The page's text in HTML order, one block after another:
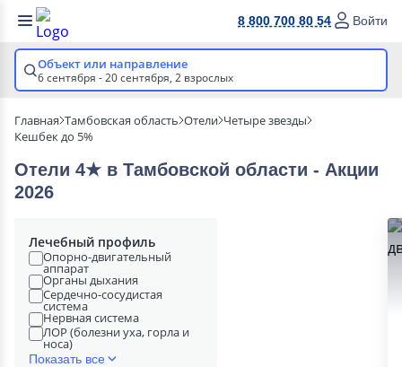
8 800 700 80 54 Войти
Объект или направление
6 сентября - 20 сентября, 2 взрослых
Главная Тамбовская область Отели Четыре звезды
Кешбек до 5%
Отели 4★ в Тамбовской области - Акции
2026
Лечебный профиль
Опорно-двигательный
аппарат
Органы дыхания
Сердечно-сосудистая
система
Нервная система
ЛОР (болезни уха, горла и
носа)
Показать все